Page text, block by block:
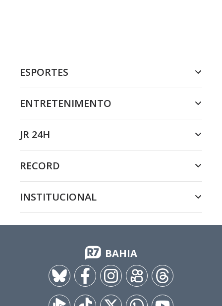
ESPORTES
ENTRETENIMENTO
JR 24H
RECORD
INSTITUCIONAL
BAHIA